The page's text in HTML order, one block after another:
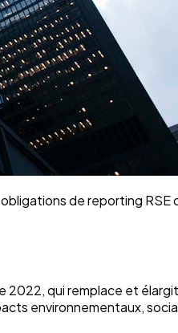
de reporting RSE
qui remplace et
environnementaux,